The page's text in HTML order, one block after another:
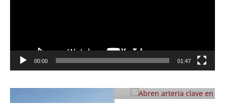
00:00 01:47
Abren arteria clave en Viña del
con Monjitas